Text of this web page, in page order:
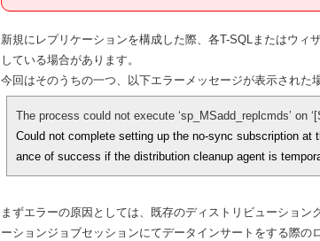
新規にレプリケーションを構成した際、各T-SQLまたはウ
している場合があります。
今回はそのうちの一つ、以下エラーメッセージが表示された
The process could not execute ‘sp_MSadd_replcmds’ on
Could not complete setting up the no-sync subscription at
ance of success if the distribution cleanup agent is
まずエラーの原因としては、既存のディストリビューショ
ーションジョブセッションにてデータインサートをする際